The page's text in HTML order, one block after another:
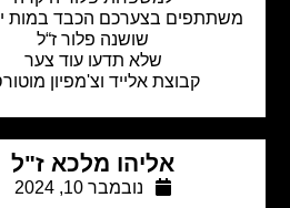
בצערכם הכבד במות יקירתכם
שושנה פלור ז“ל
שלא תדעו עוד צער
קבוצת אלייד וצ'מפיון מוטורס.
אליהו מלכא ז"ל
נובמבר 10, 2024